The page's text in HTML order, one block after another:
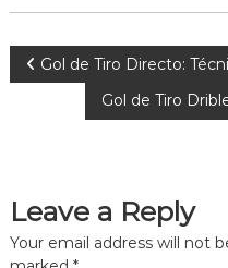
P
t
Gol de Tiro Directo:
Gol de Tiro
Leave a Reply
Your email address will not